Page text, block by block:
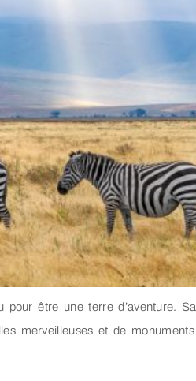
pour être une terre d’aventure.
merveilleuses et de